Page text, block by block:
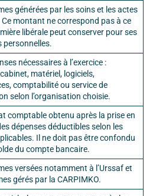
générées par les soins et les actes
montant ne correspond pas à ce
libérale peut conserver pour ses
personnelles.
nécessaires à l’exercice :
matériel, logiciels,
comptabilité ou service de
selon l’organisation choisie.
comptable obtenu après la prise en
dépenses déductibles selon les
Il ne doit pas être confondu
du compte bancaire.
versées notamment à l’Urssaf et
gérés par la CARPIMKO.